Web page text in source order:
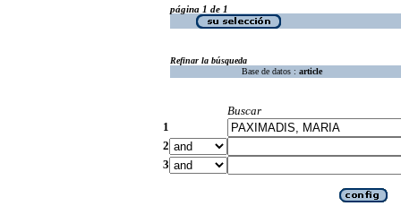
página 1 de 1
Refinar la búsqueda
Base de datos : article
Buscar
1
2
3